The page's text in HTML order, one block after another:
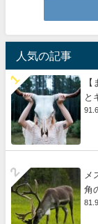
人気の記事
と
メ
角